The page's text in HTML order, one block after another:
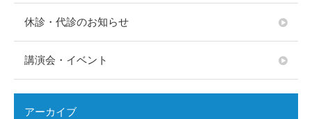
休診・代診のお知らせ
講演会・イベント
アーカイブ